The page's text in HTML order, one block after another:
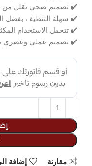
✔️ تصميم صحي يقلل من
✔️ سهلة التنظيف بفضل
✔️ تتحمل الاستخدام
✔️ تصميم عملي وعصري
مقارنة إضافة